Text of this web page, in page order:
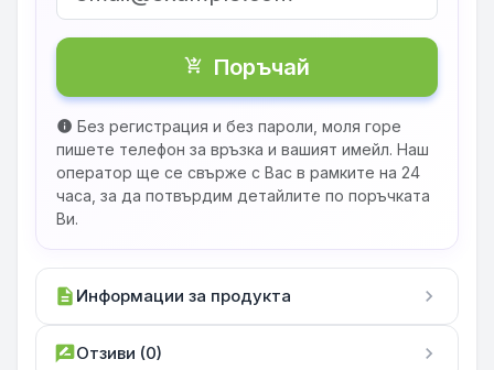
shopping_cart_checkout Поръчай
info Без регистрация и без пароли, моля горе
пишете телефон за връзка и вашият имейл. Наш
оператор ще се свърже с Вас в рамките на 24
часа, за да потвърдим детайлите по поръчката
Ви.
description Информации за продукта chevron_right
rate_reviewОтзиви (0) chevron_right